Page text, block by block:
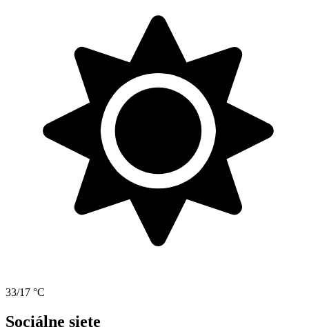
33/17 °C
Sociálne siete